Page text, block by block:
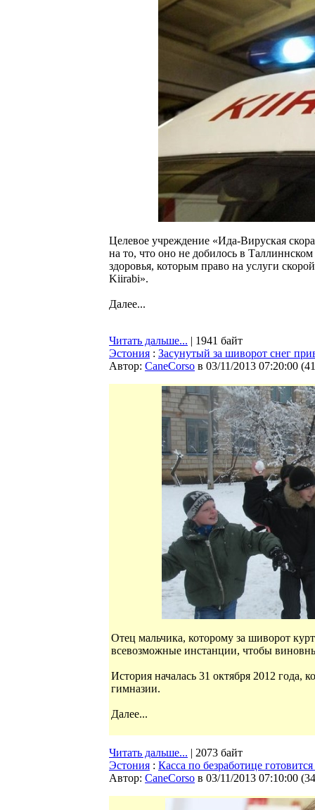
Целевое учреждение «Ида-Вируская
на то, что оно не добилось в
здоровья, которым право на услуги
Kiirabi».
Далее...
Читать дальше... | 1941 байт
Эстония : Засунутый за шиворот снег
Автор: CaneCorso в 03/11/2013 07:20:00 (
Отец мальчика, которому за шиворот
всевозможные инстанции, чтобы
История началась 31 октября 2012 года,
гимназии.
Далее...
Читать дальше... | 2073 байт
Эстония : Касса по безработице
Автор: CaneCorso в 03/11/2013 07:10:00 (